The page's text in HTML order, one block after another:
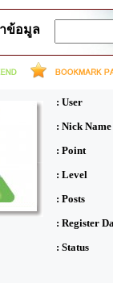
ข้อมูล
: User
: Nick Name
: Point
: Level
: Posts
: Register
: Status